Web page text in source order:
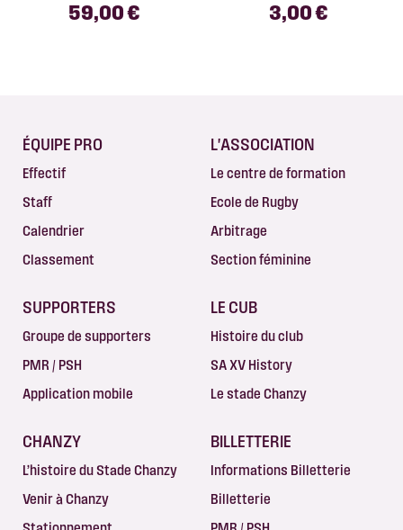
59,00 € 3,00 €
ÉQUIPE PRO
Effectif
Staff
Calendrier
Classement
L'ASSOCIATION
Le centre de formation
Ecole de Rugby
Arbitrage
Section féminine
SUPPORTERS
Groupe de supporters
PMR / PSH
Application mobile
LE CUB
Histoire du club
SA XV History
Le stade Chanzy
CHANZY
L’histoire du Stade Chanzy
Venir à Chanzy
BILLETTERIE
Informations Billetterie
Billetterie